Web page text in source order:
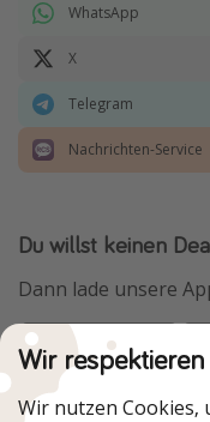
WhatsApp
X
Telegram
Nachrichten-Service
Du willst keinen
Dann lade unsere
Urlaubspiraten ist
Wir
Wir nutzen